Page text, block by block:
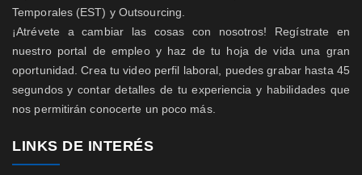
Temporales (EST) y Outsourcing.
¡Atrévete a cambiar las cosas con nosotros! Regístrate en
nuestro portal de empleo y haz de tu hoja de vida una gran
oportunidad. Crea tu video perfil laboral, puedes grabar hasta 45
segundos y contar detalles de tu experiencia y habilidades que
nos permitirán conocerte un poco más.
LINKS DE INTERÉS